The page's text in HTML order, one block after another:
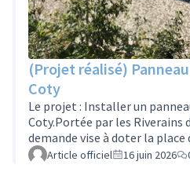
(Projet réalisé)
Coty
Le projet : Installer un
Coty.Portée par les Riverains
demande vise à doter la
communication.Le panneau a
Article officiel 16 juin 2026